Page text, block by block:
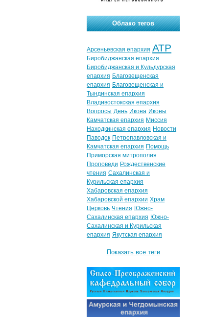
Облако тегов
Арсеньевская епархия АТР
Биробиджанская епархия
Биробиджанская и Кульдурская
епархия Благовещенская
епархия Благовещенская и
Тындинская епархия
Владивостокская епархия
Вопросы День Икона Иконы
Камчатская епархия Миссия
Находкинская епархия Новости
Паводок Петропавловская и
Камчатская епархия Помощь
Приморская митрополия
Проповеди Рождественские
чтения Сахалинская и
Курильская епархия
Хабаровская епархия
Хабаровской епархии Храм
Церковь Чтения Южно-
Сахалинская епархия Южно-
Сахалинская и Курильская
епархия Якутская епархия
Показать все теги